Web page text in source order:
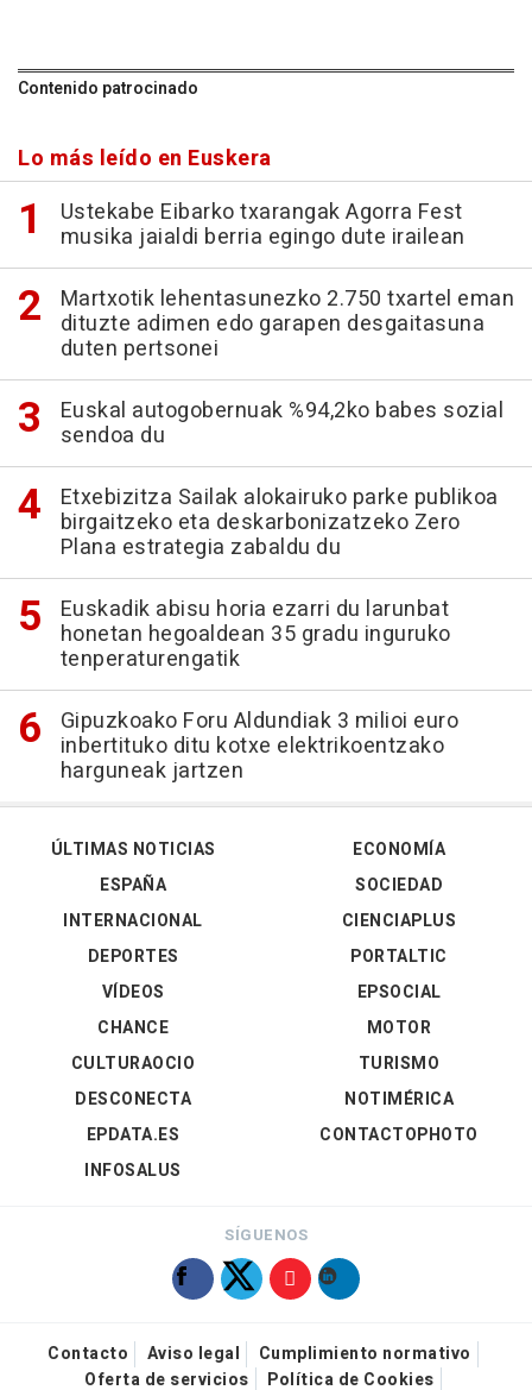
Contenido patrocinado
Lo más leído en Euskera
Ustekabe Eibarko txarangak Agorra Fest
musika jaialdi berria egingo dute irailean
Martxotik lehentasunezko 2.750 txartel eman
dituzte adimen edo garapen desgaitasuna
duten pertsonei
Euskal autogobernuak %94,2ko babes sozial
sendoa du
Etxebizitza Sailak alokairuko parke publikoa
birgaitzeko eta deskarbonizatzeko Zero
Plana estrategia zabaldu du
Euskadik abisu horia ezarri du larunbat
honetan hegoaldean 35 gradu inguruko
tenperaturengatik
Gipuzkoako Foru Aldundiak 3 milioi euro
inbertituko ditu kotxe elektrikoentzako
harguneak jartzen
ÚLTIMAS NOTICIAS
ESPAÑA
INTERNACIONAL
DEPORTES
VÍDEOS
ECONOMÍA
SOCIEDAD
CIENCIAPLUS
PORTALTIC
EPSOCIAL
CHANCE
CULTURAOCIO
DESCONECTA
EPDATA.ES
INFOSALUS
MOTOR
TURISMO
NOTIMÉRICA
CONTACTOPHOTO
SÍGUENOS
Contacto Aviso legal
Cumplimiento normativo
Oferta de servicios
Política de Cookies